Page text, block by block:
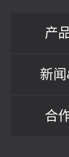
产
新
合